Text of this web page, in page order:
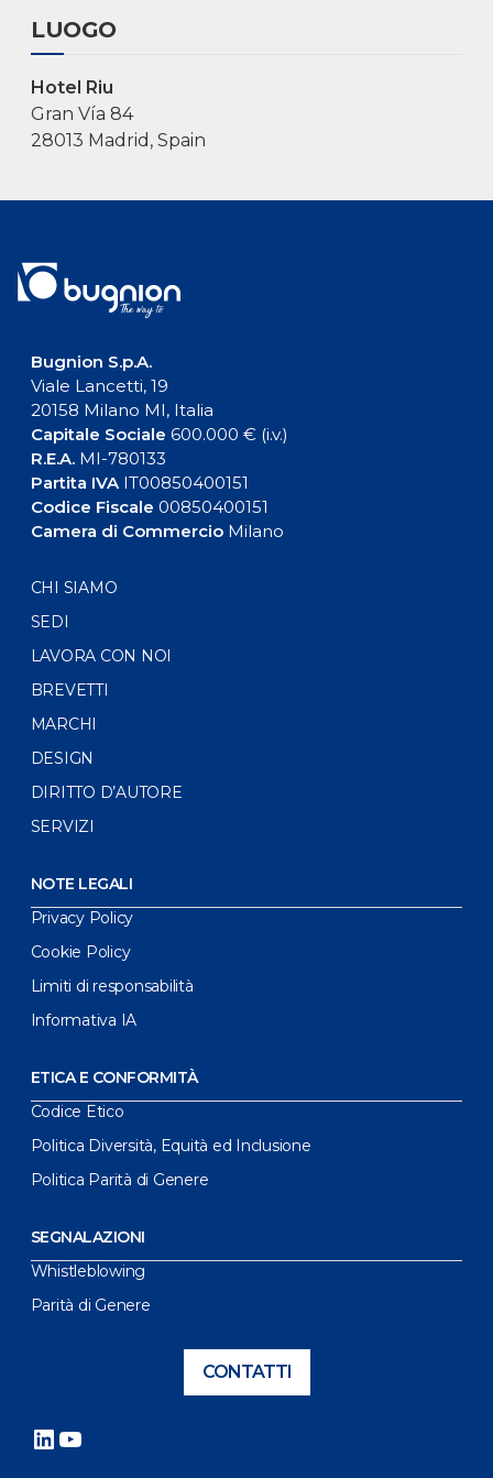
LUOGO
Hotel Riu
Gran Vía 84
28013 Madrid, Spain
Bugnion S.p.A.
Viale Lancetti, 19
20158 Milano MI, Italia
Capitale Sociale 600.000 € (i.v.)
R.E.A.MI-780133
Partita IVAIT00850400151
Codice Fiscale 00850400151
Camera di CommercioMilano
CHI SIAMO
SEDI
LAVORA CON NOI
BREVETTI
MARCHI
DESIGN
DIRITTO D’AUTORE
SERVIZI
NOTE LEGALI
Privacy Policy
Cookie Policy
Limiti di responsabilità
Informativa IA
ETICA E CONFORMITÀ
Codice Etico
Politica Diversità, Equità ed Inclusione
Politica Parità di Genere
SEGNALAZIONI
Whistleblowing
Parità di Genere
CONTATTI
LinkedIn
YouTube